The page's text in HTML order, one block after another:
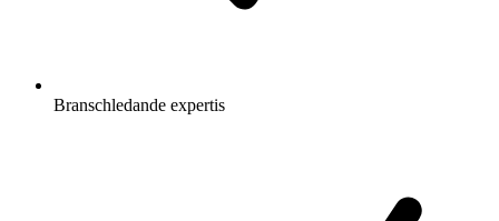
Branschledande expertis